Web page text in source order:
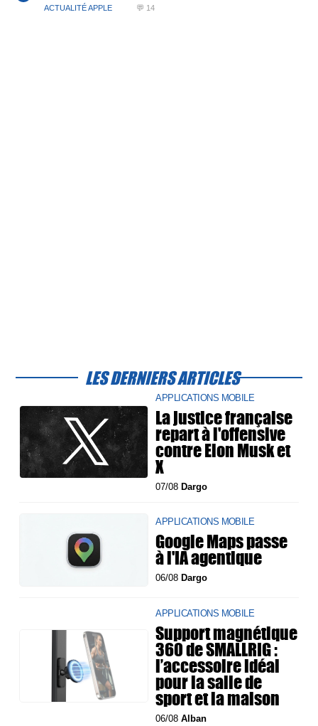
ACTUALITÉ APPLE 💬 14
LES DERNIERS ARTICLES
APPLICATIONS MOBILE
La justice française
repart à l'offensive
contre Elon Musk et
X
07/08 Dargo
APPLICATIONS MOBILE
Google Maps passe
à l'IA agentique
06/08 Dargo
APPLICATIONS MOBILE
Support magnétique
360 de SMALLRIG :
l’accessoire idéal
pour la salle de
sport et la maison
06/08Alban